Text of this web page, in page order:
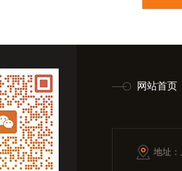
网站首页
地址